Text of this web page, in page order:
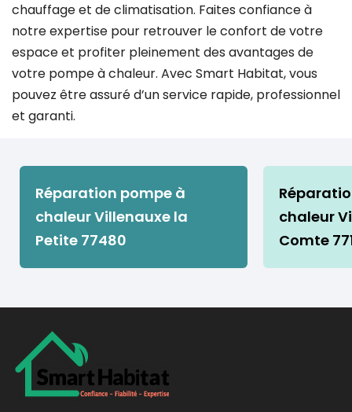
chauffage et de climatisation. Faites confiance à
notre expertise pour retrouver le confort de votre
espace et profiter pleinement des avantages de
votre pompe à chaleur. Avec Smart Habitat, vous
pouvez être assuré d’un service rapide, professionnel
et garanti.
Réparation pompe à
chaleur Villenauxe la
Petite 77480
chaleur
Comte